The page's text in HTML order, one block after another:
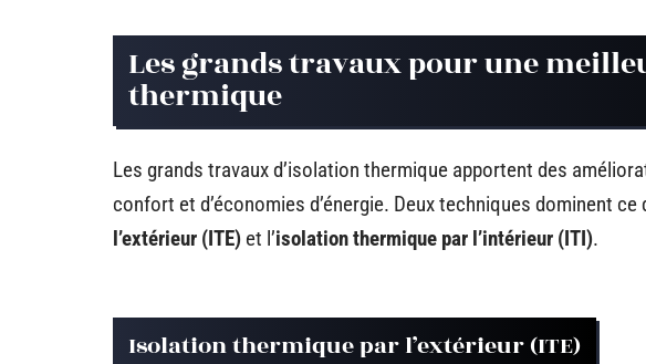
Les grands travaux pour une
thermique
Les grands travaux d’isolation thermique apportent des
confort et d’économies d’énergie. Deux techniques dominent ce
l’extérieur (ITE) et l’isolation thermique par l’intérieur (ITI).
Isolation thermique par l’extérieur (ITE)